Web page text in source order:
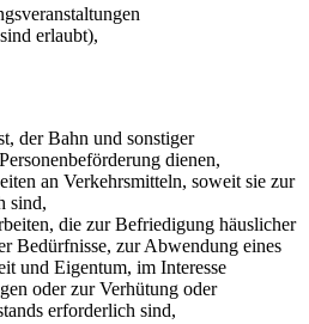
erlaubt),
der Bahn und sonstiger
dienen,
an Verkehrsmitteln, soweit sie zur
sind,
die zur Befriedigung häuslicher
Bedürfnisse, zur Abwendung eines
und Eigentum, im Interesse
oder zur Verhütung oder
erforderlich sind,